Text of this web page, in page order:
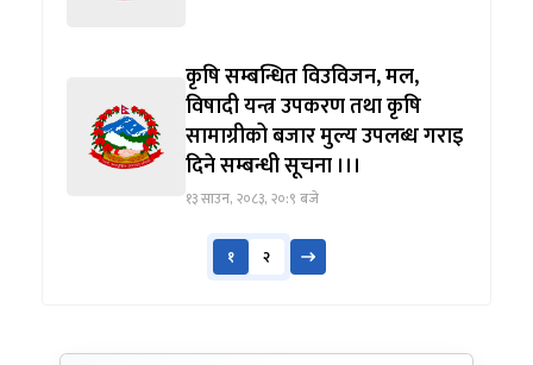
कृषि सम्बन्धित विउविजन, मल,
विषादी यन्त्र उपकरण तथा कृषि
सामाग्रीको बजार मुल्य उपलब्ध गराइ
दिने सम्बन्धी सूचना ।।।
१३ साउन, २०८३, २०:९ बजे
१ २